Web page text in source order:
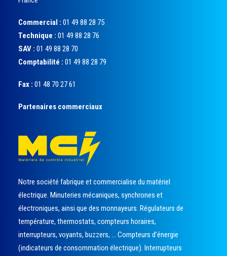
Commercial : 01 49 88 28 75
Technique : 01 49 88 28 76
SAV : 01 49 88 28 70
Comptabilité : 01 49 88 28 79
Fax : 01 48 70 27 61
Partenaires commerciaux
Notre société fabrique et commercialise du matériel
électrique. Minuteries mécaniques, synchrones et
électroniques, ainsi que des monnayeurs. Régulateurs de
température, thermostats, compteurs horaires,
interrupteurs, voyants, buzzers, … Compteurs d’énergie
(indicateurs de consommation électrique). Interrupteurs